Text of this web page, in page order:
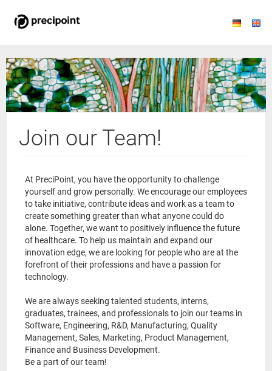
Join our Team!
At PreciPoint, you have the opportunity to challenge
yourself and grow personally. We encourage our employees
to take initiative, contribute ideas and work as a team to
create something greater than what anyone could do
alone. Together, we want to positively influence the future
of healthcare. To help us maintain and expand our
innovation edge, we are looking for people who are at the
forefront of their professions and have a passion for
technology.
We are always seeking talented students, interns,
graduates, trainees, and professionals to join our teams in
Software, Engineering, R&D, Manufacturing, Quality
Management, Sales, Marketing, Product Management,
Finance and Business Development.
Be a part of our team!